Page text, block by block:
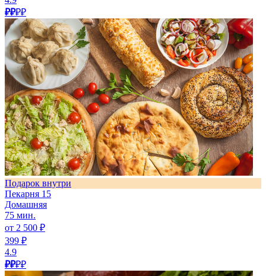
₽₽₽₽
Подарок внутри
Пекарня 15
Домашняя
75 мин.
от 2 500 ₽
399 ₽
4.9
₽₽₽₽